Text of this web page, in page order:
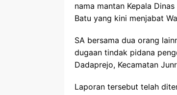
nama mantan Kepala
Batu yang kini menjabat
SA bersama dua orang
dugaan tindak pidana
Dadaprejo, Kecamatan
Laporan tersebut telah